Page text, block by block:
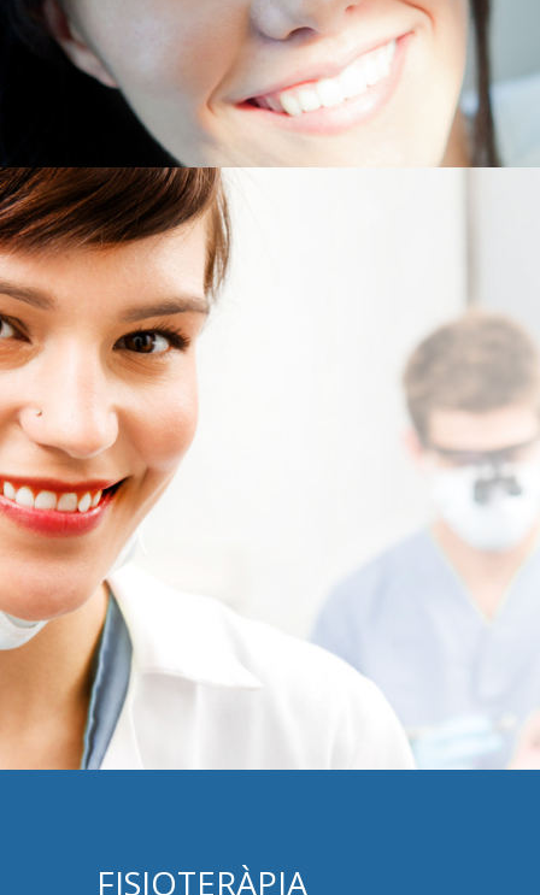
FISIOTERÀPIA